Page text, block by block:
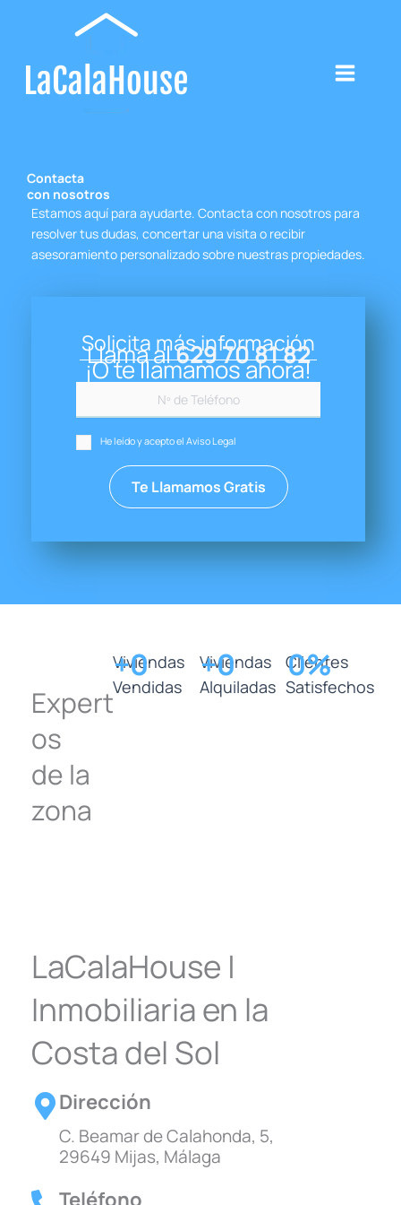
Contacta
con nosotros
Estamos aquí para ayudarte. Contacta con nosotros para
resolver tus dudas, concertar una visita o recibir
asesoramiento personalizado sobre nuestras propiedades.
Solicita más información
Llama al629 70 81 82
¡O te llamamos ahora!
He leído y acepto el Aviso Legal
Expert
os
de la
zona
Viviendas
Vendidas
+0
Viviendas
Alquiladas
+0
Clientes
Satisfechos
0%
LaCalaHouse |
Inmobiliaria en la
Costa del Sol
Dirección
C. Beamar de Calahonda, 5,
29649 Mijas, Málaga
Teléfono